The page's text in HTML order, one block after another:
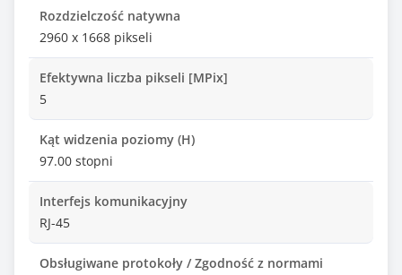
Rozdzielczość natywna
2960 x 1668 pikseli
Efektywna liczba pikseli [MPix]
5
Kąt widzenia poziomy (H)
97.00 stopni
Interfejs komunikacyjny
RJ-45
Obsługiwane protokoły / Zgodność z normami